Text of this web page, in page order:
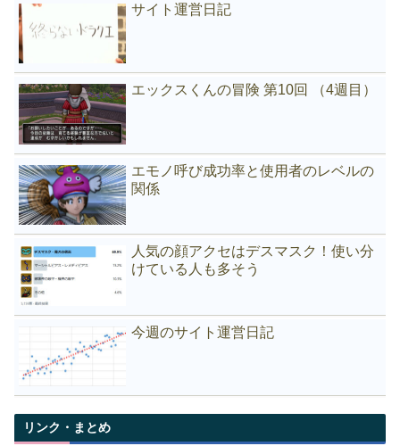
サイト運営日記
エックスくんの冒険 第10回 （4週目）
エモノ呼び成功率と使用者のレベルの
関係
人気の顔アクセはデスマスク！使い分
けている人も多そう
今週のサイト運営日記
リンク・まとめ